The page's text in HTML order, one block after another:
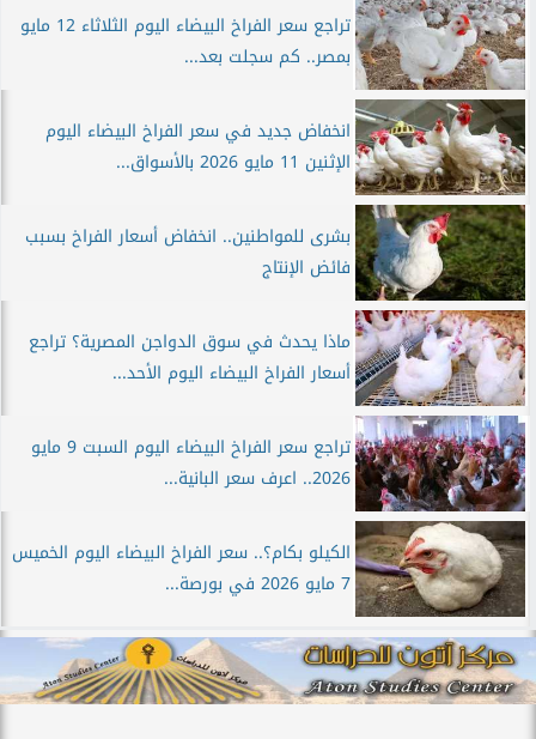
تراجع سعر الفراخ البيضاء اليوم الثلاثاء 12 مايو
بمصر.. كم سجلت بعد...
انخفاض جديد في سعر الفراخ البيضاء اليوم
الإثنين 11 مايو 2026 بالأسواق...
بشرى للمواطنين.. انخفاض أسعار الفراخ بسبب
فائض الإنتاج
ماذا يحدث في سوق الدواجن المصرية؟ تراجع
أسعار الفراخ البيضاء اليوم الأحد...
تراجع سعر الفراخ البيضاء اليوم السبت 9 مايو
2026.. اعرف سعر البانية...
الكيلو بكام؟.. سعر الفراخ البيضاء اليوم الخميس
7 مايو 2026 في بورصة...